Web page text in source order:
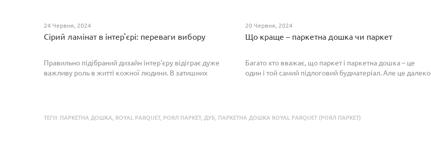
24 Червня, 2024
Сірий ламінат в інтер'єрі: переваги вибору
Правильно підібраний дизайн інтер'єру відіграє дуже
важливу роль в житті кожної людини. В затишних
20 Червня, 2024
Що краще – паркетна дошка чи паркет
Багато хто вважає, що паркет і паркетна дошка – це
один і той самий підлоговий будматеріал. Але це далеко
ТЕГИ: ПАРКЕТНА ДОШКА ROYAL PARQUET, РОЯЛ ПАРКЕТ, ДУБ ПАРКЕТНА ДОШКА ROYAL PARQUET (РОЯЛ ПАРКЕТ)